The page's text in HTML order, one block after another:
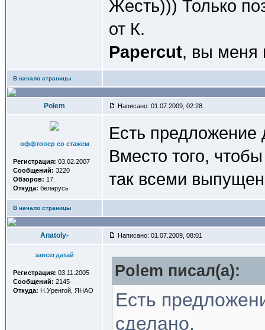
Жесть))) Только
от К.
Papercut, вы меня
В начало страницы
Polem Написано: 01.07.2009, 02:28
оффтопер со стажем
Регистрация: 03.02.2007
Сообщений: 3220
Обзоров: 17
Откуда: беларусь
Есть предложение
Вместо того,
так всеми
В начало страницы
Anatoly- Написано: 01.07.2009, 08:01
завсегдатай
Регистрация: 03.11.2005
Сообщений: 2145
Откуда: Н.Уренгой, ЯНАО
Polem писал(a):
Есть
сделано.